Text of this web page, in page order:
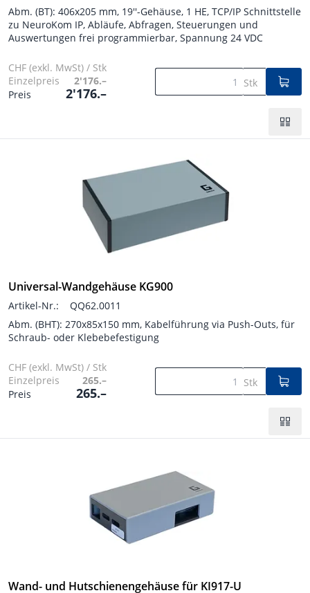
Abm. (BT): 406x205 mm, 19''-Gehäuse, 1 HE, TCP/IP Schnittstelle
zu NeuroKom IP, Abläufe, Abfragen, Steuerungen und
Auswertungen frei programmierbar, Spannung 24 VDC
CHF (exkl. MwSt) / Stk
Einzelpreis
2'176.–
Preis
2'176.–
Stk
Universal-Wandgehäuse KG900
Artikel-Nr.:
QQ62.0011
Abm. (BHT): 270x85x150 mm, Kabelführung via Push-Outs, für
Schraub- oder Klebebefestigung
CHF (exkl. MwSt) / Stk
Einzelpreis
265.–
Preis
265.–
Stk
Wand- und Hutschienengehäuse für KI917-U